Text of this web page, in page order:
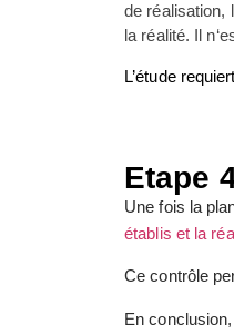
de réalisation,
la réalité. Il
L’étude
Etape
Une fois la
établis et la
Ce contrôle
En